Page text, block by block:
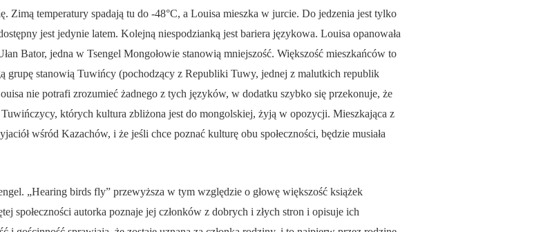
Zimą temperatury spadają tu do -48°C, a Louisa mieszka w jurcie. Do jedzenia jest tylko
jest jedynie latem. Kolejną niespodzianką jest bariera językowa. Louisa opanowała
Bator, jedna w Tsengel Mongołowie stanowią mniejszość. Większość mieszkańców to
grupę stanowią Tuwińcy (pochodzący z Republiki Tuwy, jednej z malutkich republik
nie potrafi zrozumieć żadnego z tych języków, w dodatku szybko się przekonuje, że
których kultura zbliżona jest do mongolskiej, żyją w opozycji. Mieszkająca z
wśród Kazachów, i że jeśli chce poznać kulturę obu społeczności, będzie musiała
„Hearing birds fly” przewyższa w tym względzie o głowę większość książek
społeczności autorka poznaje jej członków z dobrych i złych stron i opisuje ich